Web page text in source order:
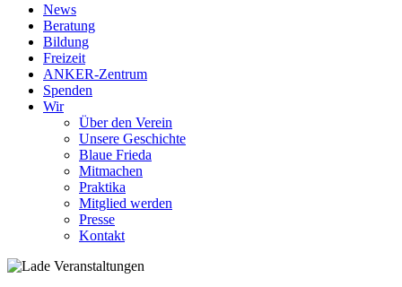
News
Beratung
Bildung
Freizeit
ANKER-Zentrum
Spenden
Wir
Über den Verein
Unsere Geschichte
Blaue Frieda
Mitmachen
Praktika
Mitglied werden
Presse
Kontakt